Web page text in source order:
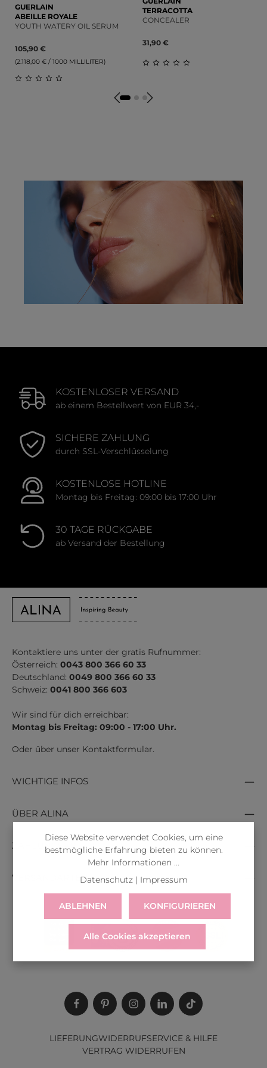
GUERLAIN
ABEILLE ROYALE
YOUTH WATERY OIL SERUM
105,90 €
(2.118,00 € / 1000 MILLILITER)
DURCHSCHNITTLICHE BEWERTUNG VON 0
TERRACOTTA
CONCEALER
31,90 €
KOSTENLOSER VERSAND
ab einem Bestellwert von EUR 34,-
SICHERE ZAHLUNG
durch SSL-Verschlüsselung
KOSTENLOSE HOTLINE
Montag bis Freitag: 09:00 bis 17:00 Uhr
30 TAGE RÜCKGABE
ab Versand der Bestellung
Kontaktiere uns unter der gratis Rufnummer:
Österreich: 0043 800 366 60 33
Deutschland: 0049 800 366 60 33
Schweiz: 0041 800 366 603
Wir sind für dich erreichbar:
Montag bis Freitag: 09:00 - 17:00 Uhr.
Oder über unser Kontaktformular.
WICHTIGE INFOS
ÜBER ALINA
ZAHLUNGSARTEN
VERSANDARTEN
LIEFERUNGWIDERRUFSERVICE & HILFE
VERTRAG WIDERRUFEN
Diese Website verwendet Cookies, um eine
bestmögliche Erfahrung bieten zu können.
Mehr Informationen ...
Datenschutz| Impressum
ABLEHNEN KONFIGURIEREN
Alle Cookies akzeptieren